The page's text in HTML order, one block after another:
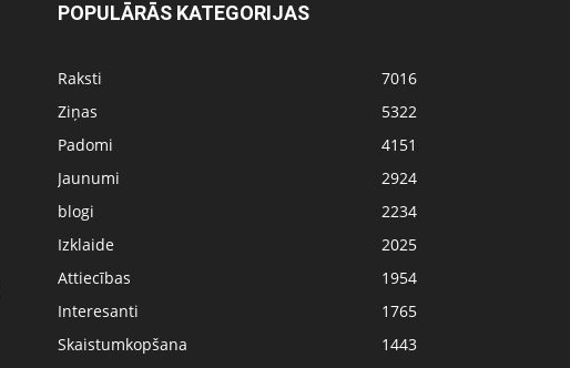
POPULĀRĀS KATEGORIJAS
Raksti
7016
Ziņas
5322
Padomi
4151
Jaunumi
2924
blogi
2234
Izklaide
2025
Attiecības
1954
Interesanti
1765
Skaistumkopšana
1443